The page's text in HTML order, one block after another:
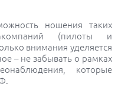
ношения таких
(пилоты и
внимания уделяется
– не забывать о рамках
которые